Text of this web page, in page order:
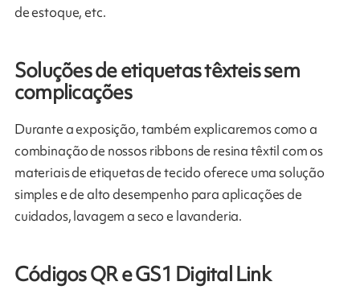
de estoque, etc.
Soluções de etiquetas têxteis sem
complicações
Durante a exposição, também explicaremos como a
combinação de nossos ribbons de resina têxtil com os
materiais de etiquetas de tecido oferece uma solução
simples e de alto desempenho para aplicações de
cuidados, lavagem a seco e lavanderia.
Códigos QR e GS1 Digital Link